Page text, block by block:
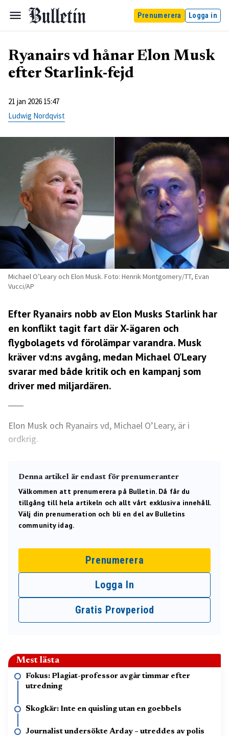
Prenumerera Logga in
Ryanairs vd hånar Elon Musk
efter Starlink-fejd
21 jan 2026 15:47
Ludwig Nordqvist
Michael O’Leary och Elon Musk. Foto: Henrik Montgomery/TT, Evan
Vucci/AP
Efter Ryanairs nobb av Elon Musks Starlink har
en konflikt tagit fart där X-ägaren och
flygbolagets vd förolämpar varandra. Musk
kräver vd:ns avgång, medan Michael O’Leary
svarar med både kritik och en kampanj som
driver med miljardären.
Elon Musk och Ryanairs vd, Michael O’Leary, är i
ordkrig.
Denna artikel är endast för prenumeranter
Välkommen att prenumerera på Bulletin. Då får du
tillgång till hela artikeln och allt vårt exklusiva innehåll.
Välj din prenumeration och bli en del av Bulletins
community idag.
Prenumerera
Logga In
Gratis Provperiod
Mest lästa
Fokus: Plagiat-professor avgår timmar efter
utredning
Skogkär: Inte en quisling utan en goebbels
Journalist undersökte Arday – utreddes av polis